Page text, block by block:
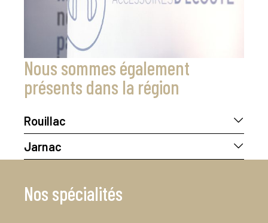
Nous sommes également
présents dans la région
Rouillac
Sonance Audition
439 rue de Genac
05 45 97 39 18
Contactez-nous par mail
Jarnac
16200 Jarnac
Nos spécialités